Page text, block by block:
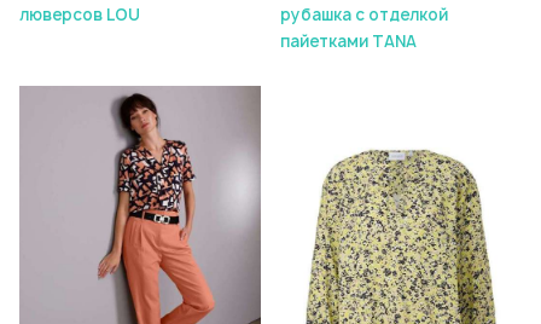
люверсов LOU
рубашка с отделкой
пайетками TANA